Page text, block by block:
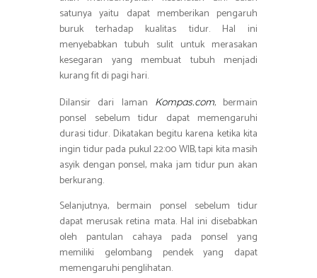
satunya yaitu dapat memberikan pengaruh
buruk terhadap kualitas tidur. Hal ini
menyebabkan tubuh sulit untuk merasakan
kesegaran yang membuat tubuh menjadi
kurang fit di pagi hari.
Dilansir dari laman
Kompas.com, bermain
ponsel sebelum tidur dapat memengaruhi
durasi tidur. Dikatakan begitu karena ketika kita
ingin tidur pada pukul 22:00 WIB, tapi kita masih
asyik dengan ponsel, maka jam tidur pun akan
berkurang.
Selanjutnya, bermain ponsel sebelum tidur
dapat merusak retina mata. Hal ini disebabkan
oleh pantulan cahaya pada ponsel yang
memiliki gelombang pendek yang dapat
memengaruhi penglihatan.